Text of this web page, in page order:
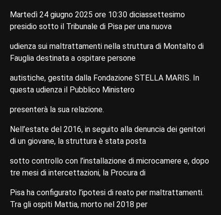
Martedì 24 giugno 2025 ore 10:30 diciassettesimo
presidio sotto il Tribunale di Pisa per una nuova
udienza sui maltrattamenti nella struttura di Montalto di
Fauglia destinata a ospitare persone
autistiche, gestita dalla Fondazione STELLA MARIS. In
questa udienza il Pubblico Ministero
presenterà la sua relazione.
Nell’estate del 2016, in seguito alla denuncia dei genitori
di un giovane, la struttura è stata posta
sotto controllo con l’installazione di microcamere e, dopo
tre mesi di intercettazioni, la Procura di
Pisa ha configurato l’ipotesi di reato per maltrattamenti.
Tra gli ospiti Mattia, morto nel 2018 per